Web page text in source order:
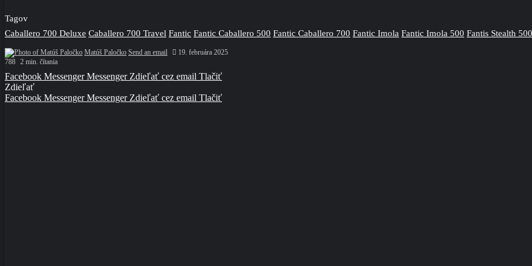
Tagov
Caballero 700 Deluxe Caballero 700 Travel Fantic Fantic Caballero 500 Fantic Caballero 700 Fantic Imola Fantic Imola 500 Fantis Stealth 500
Matúš Paločko Send an email
19. februára 2025
788 2 min. čítania
Facebook Messenger Messenger Zdieľať cez email Tlačiť
Zdieľať
Facebook Messenger Messenger Zdieľať cez email Tlačiť